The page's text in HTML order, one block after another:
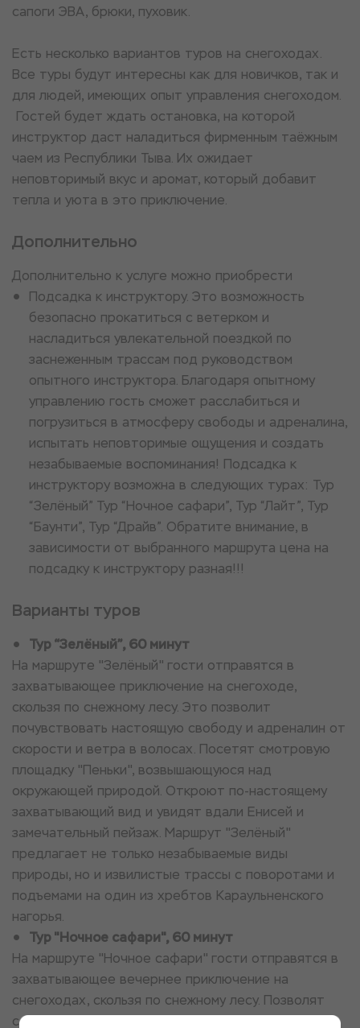
сапоги ЭВА, брюки, пуховик.
Есть несколько вариантов туров на снегоходах.
Все туры будут интересны как для новичков, так и
для людей, имеющих опыт управления снегоходом.
Гостей будет ждать остановка, на которой
инструктор даст наладиться фирменным таёжным
чаем из Республики Тыва. Их ожидает
неповторимый вкус и аромат, который добавит
тепла и уюта в это приключение.
Дополнительно
Дополнительно к услуге можно приобрести
Подсадка к инструктору. Это возможность
безопасно прокатиться с ветерком и
насладиться увлекательной поездкой по
заснеженным трассам под руководством
опытного инструктора. Благодаря опытному
управлению гость сможет расслабиться и
погрузиться в атмосферу свободы и адреналина,
испытать неповторимые ощущения и создать
незабываемые воспоминания! Подсадка к
инструктору возможна в следующих турах: Тур
“Зелёный” Тур “Ночное сафари”, Тур “Лайт”, Тур
“Баунти”, Тур “Драйв”. Обратите внимание, в
зависимости от выбранного маршрута цена на
подсадку к инструктору разная!!!
Варианты туров
Тур “Зелёный”, 60 минут
На маршруте "Зелёный" гости отправятся в
захватывающее приключение на снегоходе,
скользя по снежному лесу. Это позволит
почувствовать настоящую свободу и адреналин от
скорости и ветра в волосах. Посетят смотровую
площадку "Пеньки", возвышающуюся над
окружающей природой. Откроют по-настоящему
захватывающий вид и увидят вдали Енисей и
замечательный пейзаж. Маршрут "Зелёный"
предлагает не только незабываемые виды
природы, но и извилистые трассы с поворотами и
подъемами на один из хребтов Караульненского
нагорья.
Тур "Ночное сафари", 60 минут
На маршруте "Ночное сафари" гости отправятся в
захватывающее вечернее приключение на
снегоходах, скользя по снежному лесу. Позволят
себе почувствовать настоящую свободу и